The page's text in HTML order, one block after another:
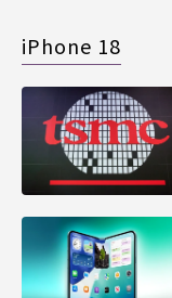
iPhone 18